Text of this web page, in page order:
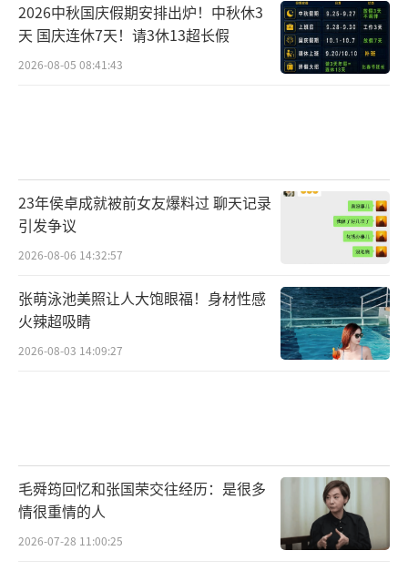
2026中秋国庆假期安排出炉！中秋休3
天 国庆连休7天！请3休13超长假
2026-08-05 08:41:43
23年侯卓成就被前女友爆料过 聊天记录
引发争议
2026-08-06 14:32:57
张萌泳池美照让人大饱眼福！身材性感
火辣超吸睛
2026-08-03 14:09:27
毛舜筠回忆和张国荣交往经历：是很多
情很重情的人
2026-07-28 11:00:25